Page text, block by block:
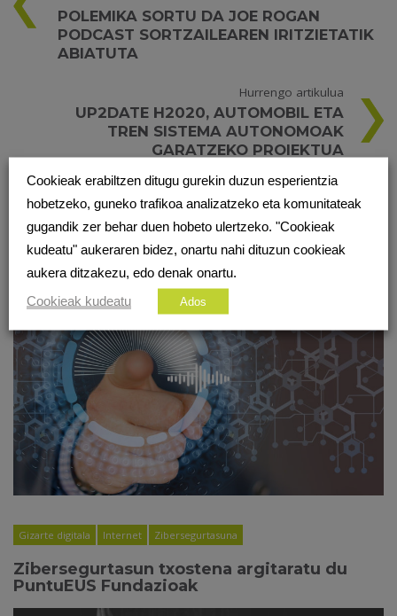
POLEMIKA SORTU DA JOE ROGAN
PODCAST SORTZAILEAREN IRITZIETATIK
ABIATUTA
Hurrengo artikulua
UP2DATE H2020, AUTOMOBIL ETA
TREN SISTEMA AUTONOMOAK
GARATZEKO PROIEKTUA
BESTE PODCAST BATZUK
Gizarte digitala Internet Zibersegurtasuna
Zibersegurtasun txostena argitaratu du
PuntuEUS Fundazioak
Cookieak erabiltzen ditugu gurekin duzun esperientzia
hobetzeko, guneko trafikoa analizatzeko eta komunitateak
gugandik zer behar duen hobeto ulertzeko. "Cookieak
kudeatu" aukeraren bidez, onartu nahi dituzun cookieak
aukera ditzakezu, edo denak onartu.
Cookieak kudeatu
Ados